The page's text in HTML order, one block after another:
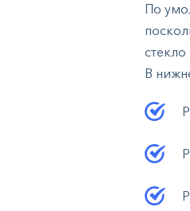
По
В